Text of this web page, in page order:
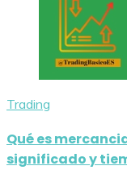
Trading
Qué es
significado y